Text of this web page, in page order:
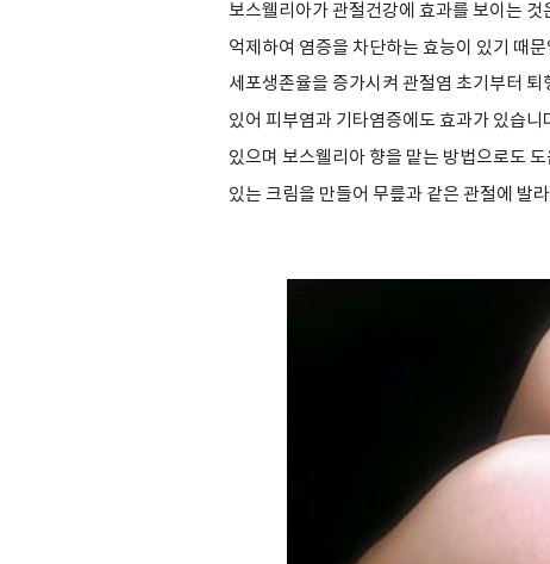
보스웰리아가 관절건강에 효과를 보이는 것
억제하여 염증을 차단하는 효능이 있기 때
세포생존율을 증가시켜 관절염 초기부터
있어 피부염과 기타염증에도 효과가 있습니
있으며 보스웰리아 향을 맡는 방법으로도
있는 크림을 만들어 무릎과 같은 관절에 발